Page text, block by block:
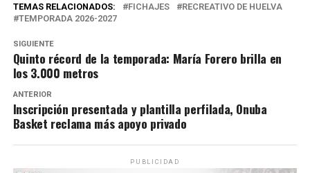
TEMAS RELACIONADOS: FICHAJES
RECREATIVO DE HUELVA
TEMPORADA 2026-2027
SIGUIENTE
Quinto récord de la temporada: María Forero brilla en
los 3.000 metros
ANTERIOR
Inscripción presentada y plantilla perfilada, Onuba
Basket reclama más apoyo privado
PUBLICIDAD